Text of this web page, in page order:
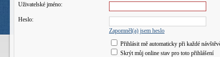
Uživatelské jméno:
Heslo:
Zapomněl(a) jsem heslo
Přihlásit mě automaticky při každé
Skrýt můj online stav pro toto přihlášení